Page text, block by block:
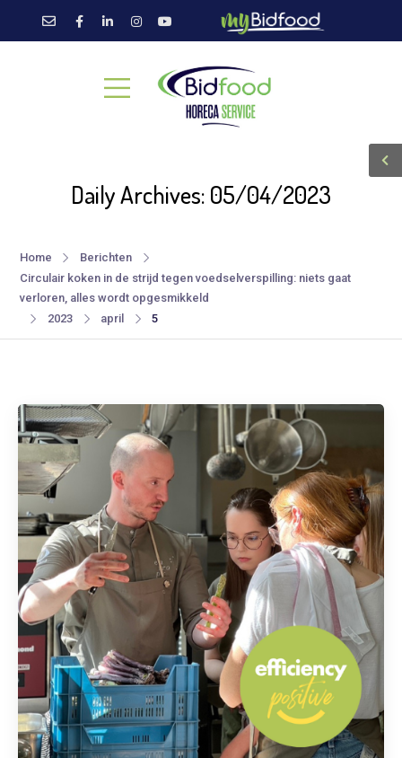
Daily Archives: 05/04/2023
Home
Berichten
Circulair koken in de strijd tegen voedselverspilling: niets gaat
verloren, alles wordt opgesmikkeld
2023
april 5